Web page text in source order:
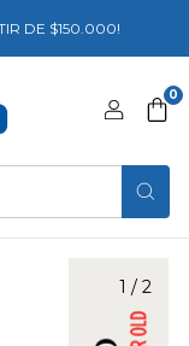
DE $150.000!
0
1 / 2